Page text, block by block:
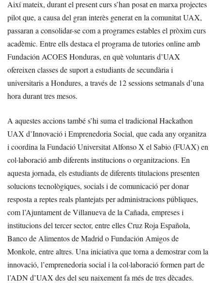
Així mateix, durant el present curs s’han posat en marxa projectes
pilot que, a causa del gran interès generat en la comunitat UAX,
passaran a consolidar-se com a programes estables el pròxim curs
acadèmic. Entre ells destaca el programa de tutories online amb
Fundación ACOES Honduras, en què voluntaris d’UAX
ofereixen classes de suport a estudiants de secundària i
universitaris a Hondures, a través de 12 sessions setmanals d’una
hora durant tres mesos.
A aquestes accions també s’hi suma el tradicional Hackathon
UAX d’Innovació i Emprenedoria Social, que cada any organitza
i coordina la Fundació Universitat Alfonso X el Sabio (FUAX) en
col·laboració amb diferents institucions o organitzacions. En
aquesta jornada, els estudiants de diferents titulacions presenten
solucions tecnològiques, socials i de comunicació per donar
resposta a reptes reals plantejats per administracions públiques,
com l’Ajuntament de Villanueva de la Cañada, empreses i
institucions del tercer sector, entre elles Cruz Roja Española,
Banco de Alimentos de Madrid o Fundación Amigos de
Monkole, entre altres. Una iniciativa que torna a demostrar com la
innovació, l’emprenedoria social i la col·laboració formen part de
l’ADN d’UAX des del seu naixement fa més de tres dècades.